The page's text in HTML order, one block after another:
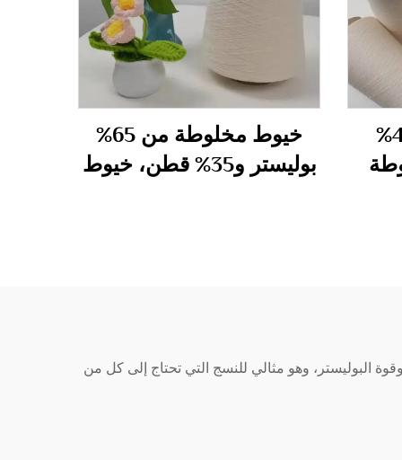
CVC 60% قطن 40%
خيوط مخلوطة من 65%
بوليستر و35% قطن، خيوط
35% بوليستر. يجمع بين امتصاصية القطن وقوة البوليستر، وهو مثالي للنسج التي تحتاج إلى كل من